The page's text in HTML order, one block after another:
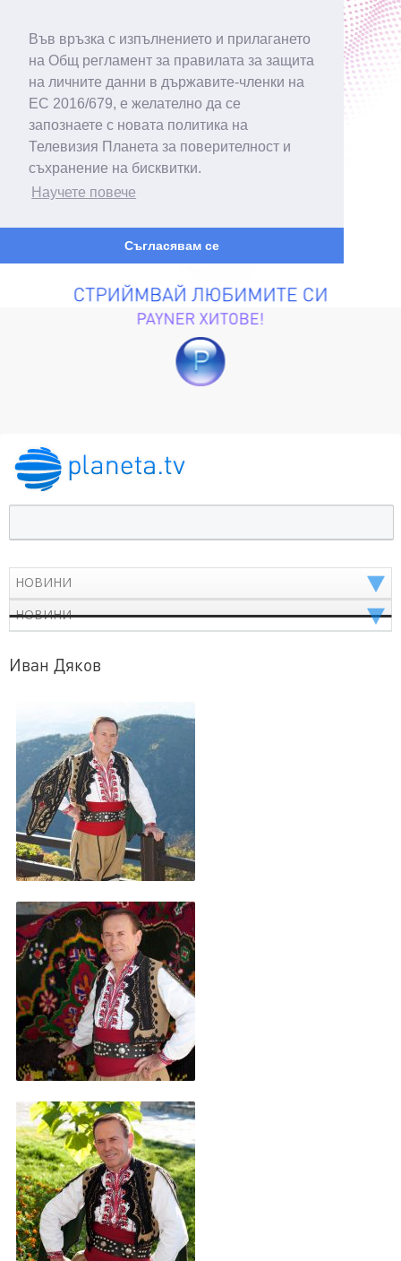
Във връзка с изпълнението и прилагането
на Общ регламент за правилата за защита
на личните данни в държавите-членки на
ЕС 2016/679, е желателно да се
запознаете с новата политика на
Телевизия Планета за поверителност и
съхранение на бисквитки.
Научете повече
Съгласявам се
Иван Дяков